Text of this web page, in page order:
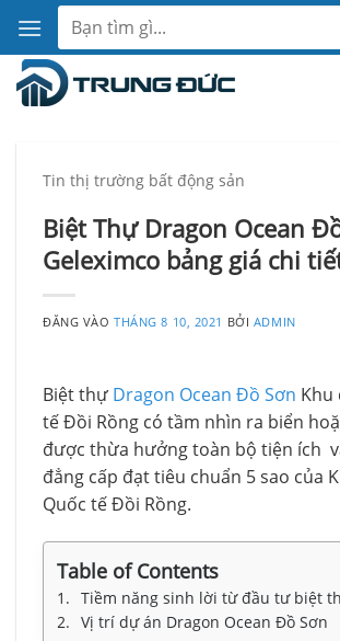
qua
nội
dung
Tìm
kiếm:
Tin thị trường bất động sản
Biệt Thự Dragon Ocean
Geleximco bảng giá chi
ĐĂNG VÀOTHÁNG 8 10, 2021 BỞI ADMIN
Biệt thự Dragon Ocean Đồ Sơn Khu
tế Đồi Rồng có tầm nhìn ra biển
được thừa hưởng toàn bộ tiện ích
đẳng cấp đạt tiêu chuẩn 5 sao của
Quốc tế Đồi Rồng.
Table of Contents
Tiềm năng sinh lời từ đầu tư biệt thự Dragon
Vị trí dự án Dragon Ocean Đồ Sơn